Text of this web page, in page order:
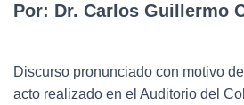
Por: Dr. Carlos Guillermo
Discurso pronunciado con motivo
acto realizado en el Auditorio del